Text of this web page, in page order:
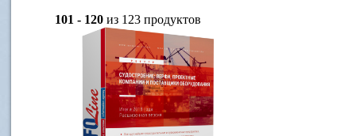
101 - 120 из 123 продуктов